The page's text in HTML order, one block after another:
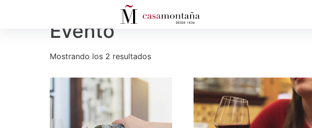
Evento
Mostrando los 2 resultados